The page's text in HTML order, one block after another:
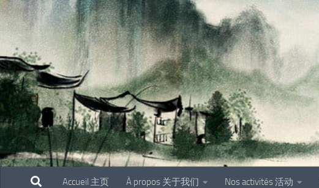
Skip to content
Accueil 主页 À propos 关于我们 Nos activités 活动